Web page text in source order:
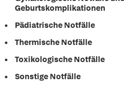
Geburtskomplikationen
Pädiatrische Notfälle
Thermische Notfälle
Toxikologische Notfälle
Sonstige Notfälle